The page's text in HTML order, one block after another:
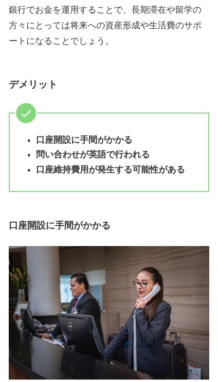
銀行でお金を運用することで、長期滞在や留学の
方々にとっては将来への資産形成や生活費のサポ
ートになることでしょう。
デメリット
口座開設に手間がかかる
問い合わせが英語で行われる
口座維持費用が発生する可能性がある
口座開設に手間がかかる